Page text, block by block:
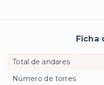
Ficha
Total de andares
Número de torres